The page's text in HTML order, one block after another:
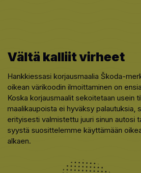
Vältä kalliit virheet
Hankkiessasi korjausmaalia Škoda-
oikean värikoodin ilmoittaminen on
Koska korjausmaalit sekoitetaan usein
maalikaupoista ei hyväksy palautuksia,
erityisesti valmistettu juuri sinun autosi
syystä suosittelemme käyttämään
alkaen.